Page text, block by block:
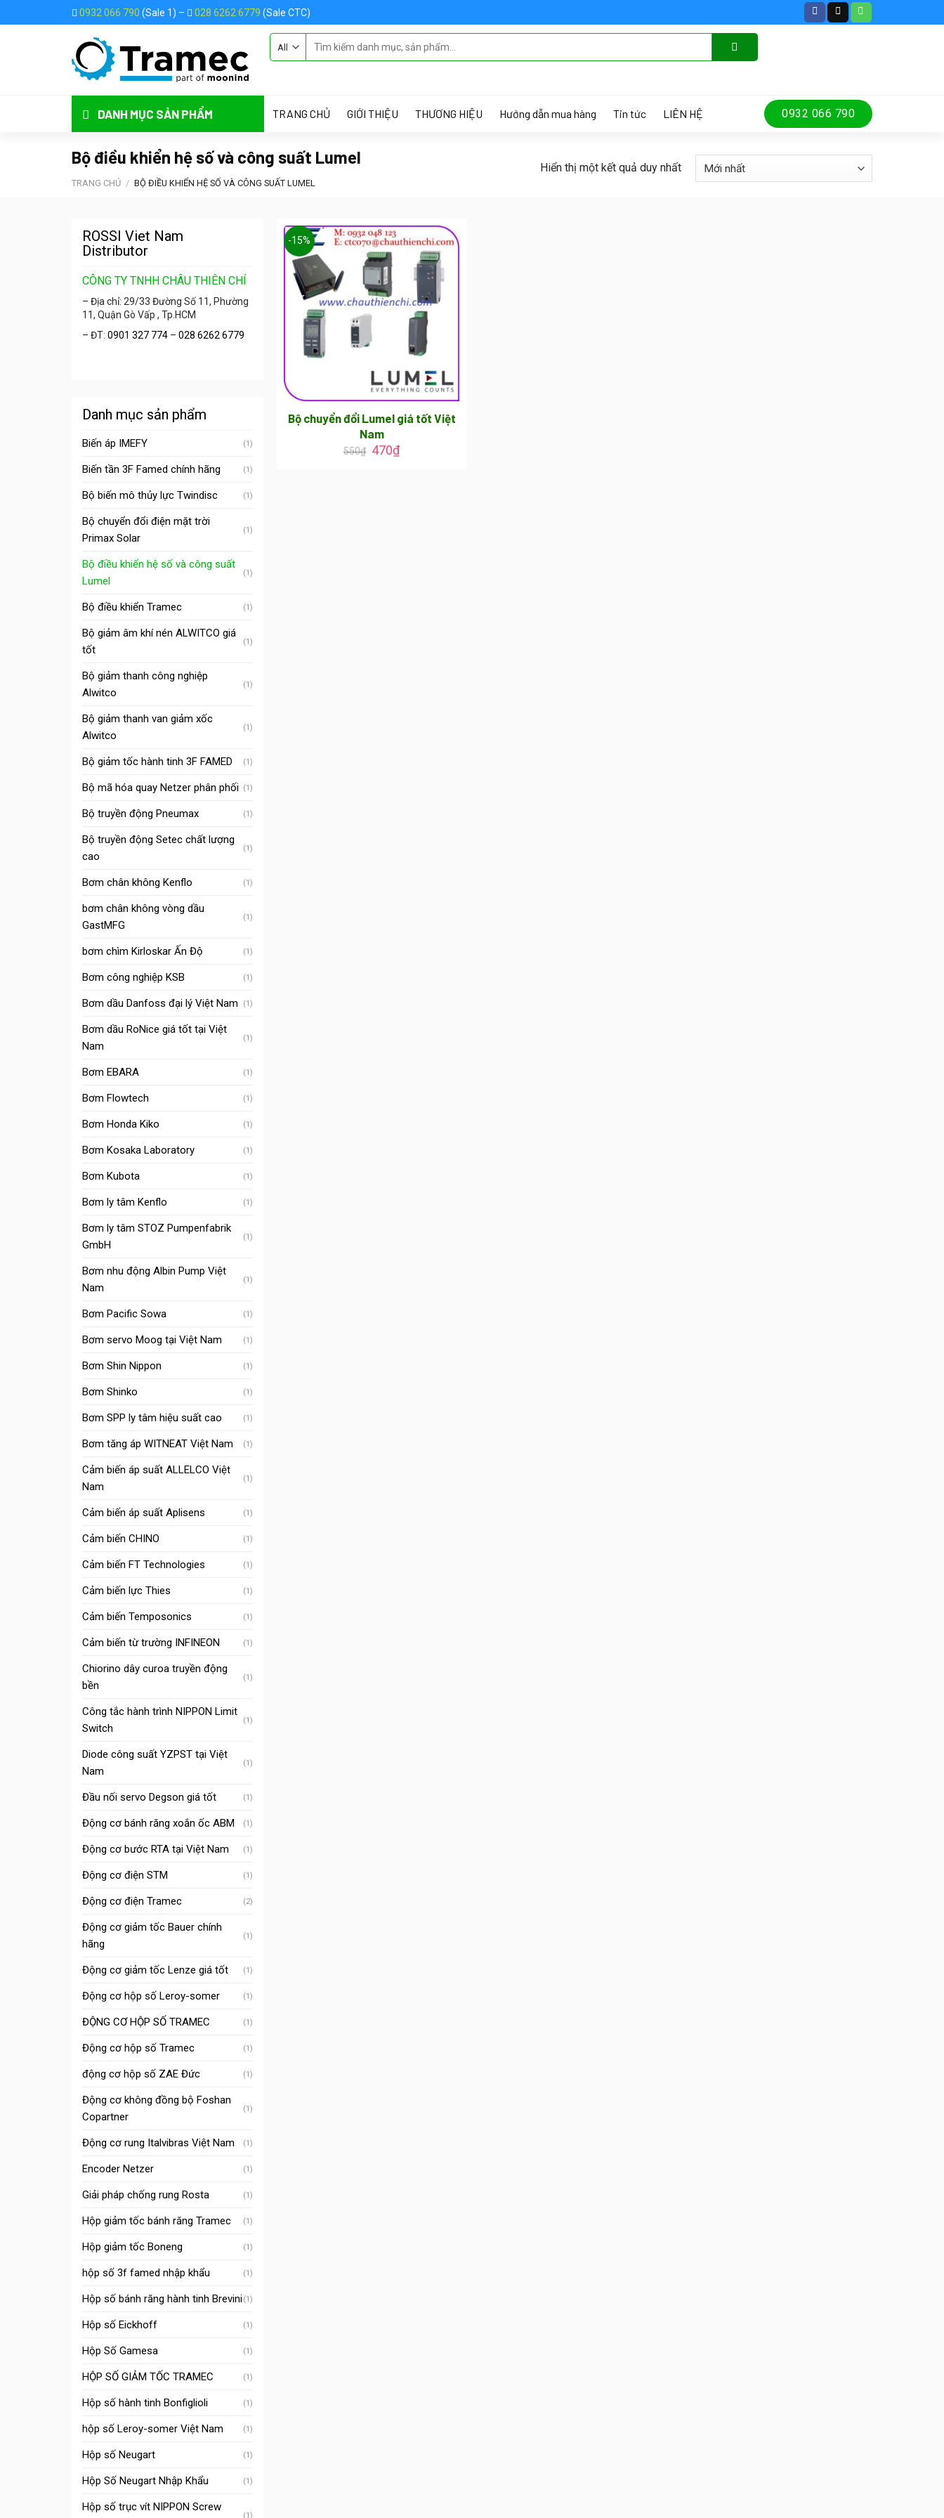
to
0932 066 790 (Sale 1) – 028 6262 6779 (Sale CTC)
DANH MỤC SẢN PHẨM TRANG CHỦ GIỚI THIỆU THƯƠNG HIỆU Hướng dẫn mua hàng Tin tức LIÊN HỆ 0932 066 790
Bộ điều khiển hệ số và công suất Lumel
TRANG CHỦ / BỘ ĐIỀU KHIỂN HỆ SỐ VÀ CÔNG SUẤT LUMEL
Hiển thị một kết quả duy nhất
ROSSI Viet Nam
Distributor
CÔNG TY TNHH CHÂU THIÊN CHÍ
– Địa chỉ: 29/33 Đường Số 11, Phường
11, Quận Gò Vấp , Tp.HCM
– ĐT: 0901 327 774 – 028 6262 6779
Danh mục sản phẩm
Biến áp IMEFY (1)
Biến tần 3F Famed chính hãng (1)
Bộ biến mô thủy lực Twindisc (1)
Bộ chuyển đổi điện mặt trời
Primax Solar
(1)
Bộ điều khiển hệ số và công suất
Lumel
(1)
Bộ điều khiển Tramec (1)
Bộ giảm âm khí nén ALWITCO giá
tốt
(1)
Bộ giảm thanh công nghiệp
Alwitco
(1)
Bộ giảm thanh van giảm xốc
Alwitco
(1)
Bộ giảm tốc hành tinh 3F FAMED (1)
Bộ mã hóa quay Netzer phân phối (1)
Bộ truyền động Pneumax (1)
Bộ truyền động Setec chất lượng
cao
(1)
Bơm chân không Kenflo (1)
bơm chân không vòng dầu
GastMFG
(1)
bơm chìm Kirloskar Ấn Độ (1)
Bơm công nghiệp KSB (1)
Bơm dầu Danfoss đại lý Việt Nam (1)
Bơm dầu RoNice giá tốt tại Việt
Nam
(1)
Bơm EBARA (1)
Bơm Flowtech (1)
Bơm Honda Kiko (1)
Bơm Kosaka Laboratory (1)
Bơm Kubota (1)
Bơm ly tâm Kenflo (1)
Bơm ly tâm STOZ Pumpenfabrik
GmbH
(1)
Bơm nhu động Albin Pump Việt
Nam
(1)
Bơm Pacific Sowa (1)
Bơm servo Moog tại Việt Nam (1)
Bơm Shin Nippon (1)
Bơm Shinko (1)
Bơm SPP ly tâm hiệu suất cao (1)
Bơm tăng áp WITNEAT Việt Nam (1)
Cảm biến áp suất ALLELCO Việt
Nam
(1)
Cảm biến áp suất Aplisens (1)
Cảm biến CHINO (1)
Cảm biến FT Technologies (1)
Cảm biến lực Thies (1)
Cảm biến Temposonics (1)
Cảm biến từ trường INFINEON (1)
Chiorino dây curoa truyền động
bền
(1)
Công tắc hành trình NIPPON Limit
Switch
(1)
Diode công suất YZPST tại Việt
Nam
(1)
Đầu nối servo Degson giá tốt (1)
Động cơ bánh răng xoắn ốc ABM (1)
Động cơ bước RTA tại Việt Nam (1)
Động cơ điện STM (1)
Động cơ điện Tramec (2)
Động cơ giảm tốc Bauer chính
hãng
(1)
Động cơ giảm tốc Lenze giá tốt (1)
Động cơ hộp số Leroy-somer (1)
ĐỘNG CƠ HỘP SỐ TRAMEC (1)
Động cơ hộp số Tramec (1)
động cơ hộp số ZAE Đức (1)
Động cơ không đồng bộ Foshan
Copartner
(1)
Động cơ rung Italvibras Việt Nam (1)
Encoder Netzer (1)
Giải pháp chống rung Rosta (1)
Hộp giảm tốc bánh răng Tramec (1)
Hộp giảm tốc Boneng (1)
hộp số 3f famed nhập khẩu (1)
Hộp số bánh răng hành tinh Brevini(1)
Hộp số Eickhoff (1)
Hộp Số Gamesa (1)
HỘP SỐ GIẢM TỐC TRAMEC (1)
Hộp số hành tinh Bonfiglioli (1)
hộp số Leroy-somer Việt Nam (1)
Hộp số Neugart (1)
Hộp Số Neugart Nhập Khẩu (1)
Hộp số trục vít NIPPON Screw
(1)
-15%
Bộ chuyển đổi Lumel giá tốt Việt
Nam
550₫ 470₫